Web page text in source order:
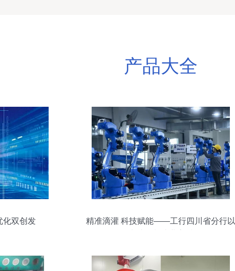
产品大全
化双创发
精准滴灌 科技赋能——工行四川省分行以